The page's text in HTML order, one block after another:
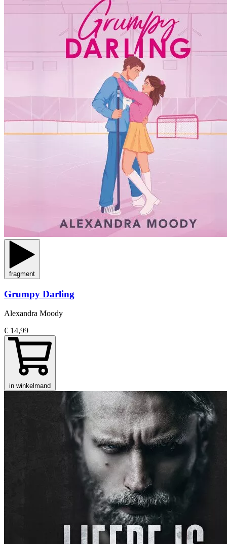
fragment
Grumpy Darling
Alexandra Moody
€ 14,99
in winkelmand